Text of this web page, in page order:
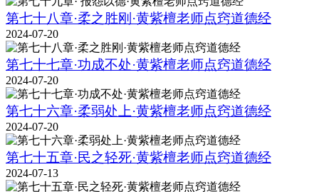
第七十八章·柔之胜刚·黄紫檀老师点窍道德经
2024-07-20
第七十七章·功成不处·黄紫檀老师点窍道德经
2024-07-20
第七十六章·柔弱处上·黄紫檀老师点窍道德经
2024-07-20
第七十五章·民之轻死·黄紫檀老师点窍道德经
2024-07-13